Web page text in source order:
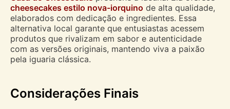
cheesecakes estilo nova-iorquino de alta qualidade,
elaborados com dedicação e ingredientes. Essa
alternativa local garante que entusiastas acessem
produtos que rivalizam em sabor e autenticidade
com as versões originais, mantendo viva a paixão
pela iguaria clássica.
Considerações Finais